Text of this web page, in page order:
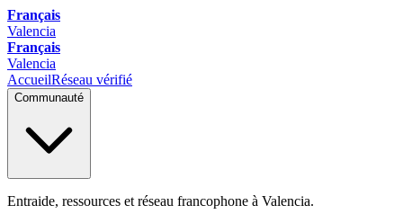
Français
Valencia
Français
Valencia
AccueilRéseau vérifié
Communauté
Entraide, ressources et réseau francophone à Valencia.